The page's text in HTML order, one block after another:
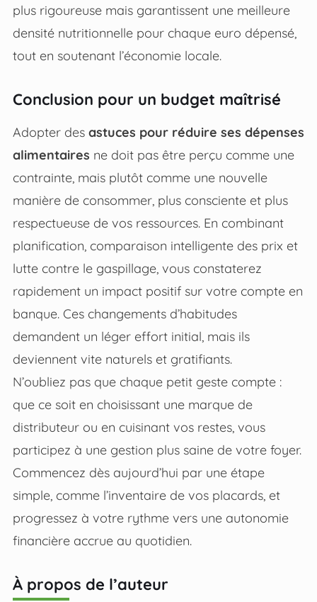
plus rigoureuse mais garantissent une meilleure
densité nutritionnelle pour chaque euro dépensé,
tout en soutenant l’économie locale.
Conclusion pour un budget maîtrisé
Adopter des astuces pour réduire ses dépenses
alimentaires ne doit pas être perçu comme une
contrainte, mais plutôt comme une nouvelle
manière de consommer, plus consciente et plus
respectueuse de vos ressources. En combinant
planification, comparaison intelligente des prix et
lutte contre le gaspillage, vous constaterez
rapidement un impact positif sur votre compte en
banque. Ces changements d’habitudes
demandent un léger effort initial, mais ils
deviennent vite naturels et gratifiants.
N’oubliez pas que chaque petit geste compte :
que ce soit en choisissant une marque de
distributeur ou en cuisinant vos restes, vous
participez à une gestion plus saine de votre foyer.
Commencez dès aujourd’hui par une étape
simple, comme l’inventaire de vos placards, et
progressez à votre rythme vers une autonomie
financière accrue au quotidien.
À propos de l’auteur